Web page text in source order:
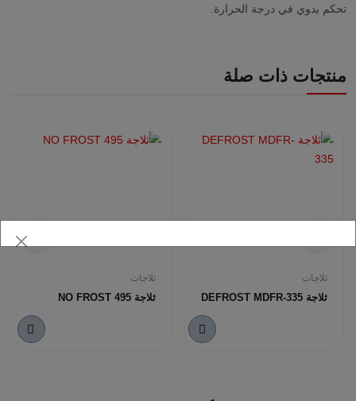
تحكم يدوي في درجة الحرارة.
منتجات ذات صلة
ثلاجات
ثلاجة DEFROST MDFR-335
ثلاجات
ثلاجة NO FROST 495